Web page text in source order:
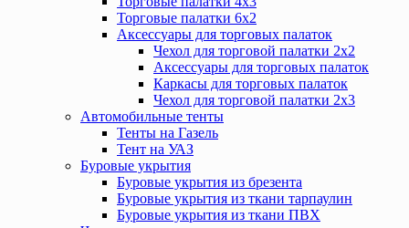
Торговые палатки 6х2
Аксессуары для торговых палаток
Чехол для торговой палатки 2х2
Аксессуары для торговых палаток
Каркасы для торговых палаток
Чехол для торговой палатки 2х3
Автомобильные тенты
Тенты на Газель
Тент на УАЗ
Буровые укрытия
Буровые укрытия из брезента
Буровые укрытия из ткани тарпаулин
Буровые укрытия из ткани ПВХ